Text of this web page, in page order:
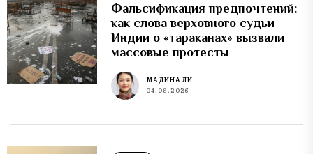
Фальсификация предпочтений:
как слова верховного судьи
Индии о «тараканах» вызвали
массовые протесты
МАДИНА ЛИ
04.08.2026